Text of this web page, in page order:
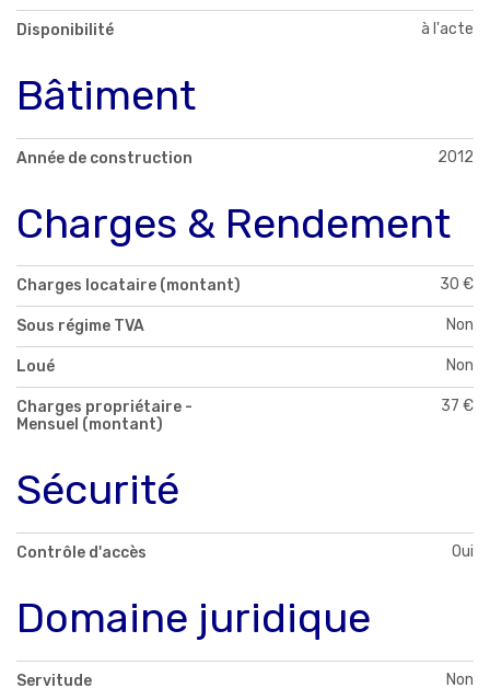
Disponibilité à l'acte
Bâtiment
Année de construction 2012
Charges & Rendement
Charges locataire (montant) 30 €
Sous régime TVA Non
Loué Non
Charges propriétaire -
Mensuel (montant)
37 €
Sécurité
Contrôle d'accès Oui
Domaine juridique
Servitude Non